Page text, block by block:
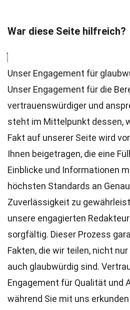
War diese Seite hilfreich?
Unser Engagement für
Unser Engagement für die
vertrauenswürdiger und
steht im Mittelpunkt dessen,
Fakt auf unserer Seite wird
Ihnen beigetragen, die eine
Einblicke und Informationen
höchsten Standards an
Zuverlässigkeit zu
unsere engagierten
sorgfältig. Dieser Prozess
Fakten, die wir teilen, nicht
auch glaubwürdig sind.
Engagement für Qualität und
während Sie mit uns